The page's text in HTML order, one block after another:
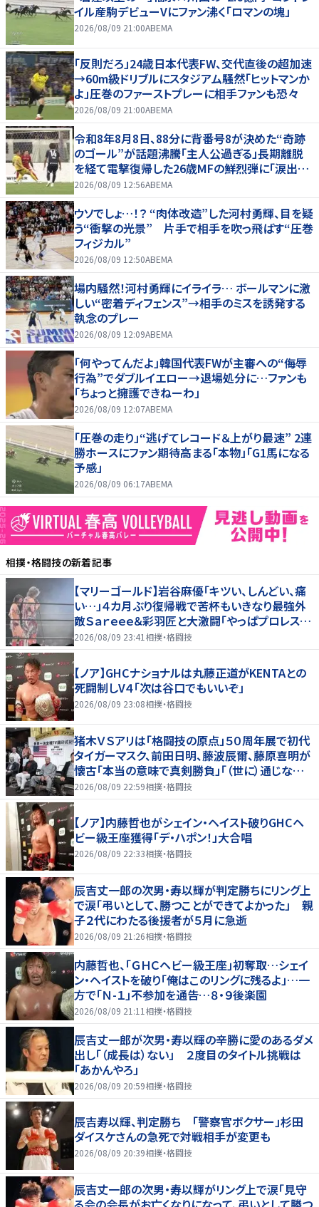
イル産駒デビューVにファン沸く「ロマンの塊」
2026/08/09 21:00ABEMA
「反則だろ」24歳日本代表FW、交代直後の超加速
→60m級ドリブルにスタジアム騒然「ヒットマンか
よ」圧巻のファーストプレーに相手ファンも恐々
2026/08/09 21:00ABEMA
令和8年8月8日、88分に背番号8が決めた“奇跡
のゴール”が話題沸騰「主人公過ぎる」長期離脱
を経て電撃復帰した26歳MFの鮮烈弾に「涙出て
きた」
2026/08/09 12:56ABEMA
ウソでしょ…！？ “肉体改造”した河村勇輝、目を疑
う“衝撃の光景” 片手で相手を吹っ飛ばす“圧巻
フィジカル”
2026/08/09 12:50ABEMA
場内騒然！河村勇輝にイライラ… ボールマンに激
しい“密着ディフェンス”→相手のミスを誘発する
執念のプレー
2026/08/09 12:09ABEMA
「何やってんだよ」韓国代表FWが主審への“侮辱
行為”でダブルイエロー→退場処分に…ファンも
「ちょっと擁護できねーわ」
2026/08/09 12:07ABEMA
「圧巻の走り」“逃げてレコード＆上がり最速” 2連
勝ホースにファン期待高まる「本物」「G1馬になる
予感」
2026/08/09 06:17ABEMA
相撲・格闘技の新着記事
【マリーゴールド】岩谷麻優「キツい、しんどい、痛
い…」４カ月ぶり復帰戦で苦杯もいきなり最強外
敵Ｓａｒｅｅｅ＆彩羽匠と大激闘「やっぱプロレス大
好き」
2026/08/09 23:41 相撲・格闘技
【ノア】GHCナショナルは丸藤正道がKENTAとの
死闘制しV４「次は谷口でもいいぞ」
2026/08/09 23:08相撲・格闘技
猪木ＶＳアリは「格闘技の原点」５０周年展で初代
タイガーマスク、前田日明、藤波辰爾、藤原喜明が
懐古「本当の意味で真剣勝負」「（世に）通じない
歯がゆさも」
2026/08/09 22:59相撲・格闘技
【ノア】内藤哲也がシェイン・ヘイスト破りGHCヘ
ビー級王座獲得「デ・ハポン！」大合唱
2026/08/09 22:33相撲・格闘技
辰吉丈一郎の次男・寿以輝が判定勝ちにリング上
で涙「弔いとして、勝つことができてよかった」 親
子２代にわたる後援者が５月に急逝
2026/08/09 21:26相撲・格闘技
内藤哲也、「ＧＨＣヘビー級王座」初奪取…シェイ
ン・ヘイストを破り「俺はこのリングに残るよ」…一
方で「Ｎ-１」不参加を通告…８・９後楽園
2026/08/09 21:11 相撲・格闘技
辰吉丈一郎が次男・寿以輝の辛勝に愛のあるダメ
出し「（成長は）ない」 ２度目のタイトル挑戦は
「あかんやろ」
2026/08/09 20:59相撲・格闘技
辰吉寿以輝、判定勝ち 「警察官ボクサー」杉田
ダイスケさんの急死で対戦相手が変更も
2026/08/09 20:39相撲・格闘技
辰吉丈一郎の次男・寿以輝がリング上で涙「見守